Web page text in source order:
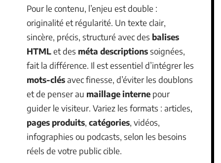
Pour le contenu, l’enjeu est double :
originalité et régularité. Un texte clair,
sincère, précis, structuré avec des balises
HTMLet des méta descriptionssoignées,
fait la différence. Il est essentiel d’intégrer les
mots-clésavec finesse, d’éviter les doublons
et de penser au maillage interne pour
guider le visiteur. Variez les formats : articles,
pages produits, catégories, vidéos,
infographies ou podcasts, selon les besoins
réels de votre public cible.